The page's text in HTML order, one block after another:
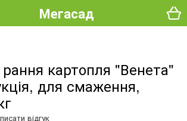
Мегасад
картопля "Венета"
для смаження,
відгук